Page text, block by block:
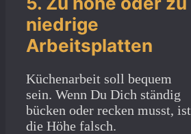
niedrige
Arbeitsplatten
Küchenarbeit soll bequem
sein. Wenn Du Dich ständig
bücken oder recken musst, ist
die Höhe falsch.